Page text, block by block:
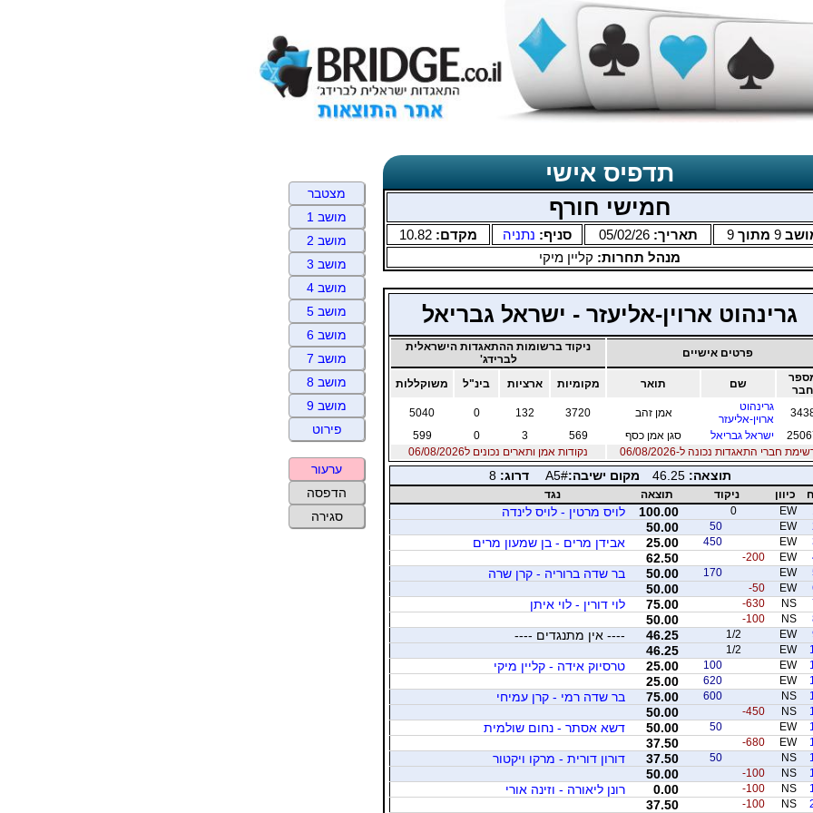
תדפיס אישי
חמישי חורף
9 מתוך 9 תאריך:05/02/26 סניף: נתניה מקדם: 10.82
מנהל תחרות: קליין מיקי
גרינהוט ארוין-אליעזר - ישראל גבריאל
פרטים אישיים
ניקוד ברשומות ההתאגדות הישראלית
לברידג'
חבר
שם תואר מקומיות ארציות בינ"ל משוקללות
גרינהוט
ארוין-אליעזר
אמן זהב 3720
132
0
5040
ישראל גבריאל סגן אמן כסף 569
3
0
599
חברי התאגדות נכונה ל-06/08/2026
נקודות אמן ותארים נכונים ל06/08/2026
תוצאה:46.25 מקום ישיבה:A5# דרוג:8
כיוון ניקוד תוצאה
נגד
EW
0
100.00 לויס מרטין - לויס לינדה
EW
50
50.00
EW
450
25.00 אבידן מרים - בן שמעון מרים
EW
-200
62.50
EW
170
50.00 בר שדה ברוריה - קרן שרה
EW
-50
50.00
NS
-630
75.00 לוי דורין - לוי איתן
NS
-100
50.00
EW
1/2
46.25 ---- אין מתנגדים ----
EW
1/2
46.25
EW
100
25.00 טרסיוק אידה - קליין מיקי
EW
620
25.00
NS
600
75.00 בר שדה רמי - קרן עמיחי
NS
-450
50.00
EW
50
50.00 דשא אסתר - נחום שולמית
EW
-680
37.50
NS
50
37.50 דורון דורית - מרקו ויקטור
NS
-100
50.00
NS
-100
0.00 רונן ליאורה - וזינה אורי
NS
-100
37.50
מצטבר
מושב 1
מושב 2
מושב 3
מושב 4
מושב 5
מושב 6
מושב 7
מושב 8
מושב 9
פירוט
ערעור
הדפסה
סגירה